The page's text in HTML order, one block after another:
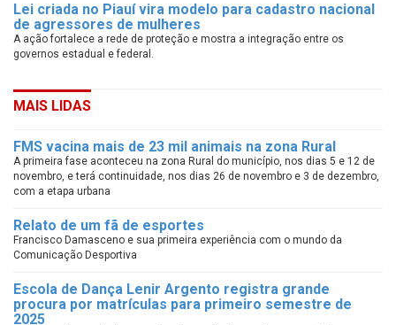
Lei criada no Piauí vira modelo para cadastro nacional
de agressores de mulheres
A ação fortalece a rede de proteção e mostra a integração entre os
governos estadual e federal.
MAIS LIDAS
FMS vacina mais de 23 mil animais na zona Rural
A primeira fase aconteceu na zona Rural do município, nos dias 5 e 12 de
novembro, e terá continuidade, nos dias 26 de novembro e 3 de dezembro,
com a etapa urbana
Relato de um fã de esportes
Francisco Damasceno e sua primeira experiência com o mundo da
Comunicação Desportiva
Escola de Dança Lenir Argento registra grande
procura por matrículas para primeiro semestre de
2025